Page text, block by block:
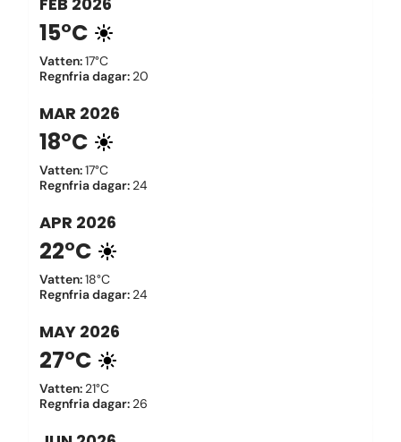
15°C
Vatten:17°C
Regnfria dagar: 20
MAR 2026
18°C
Vatten:17°C
Regnfria dagar: 24
APR 2026
22°C
Vatten:18°C
Regnfria dagar: 24
MAY 2026
27°C
Vatten: 21°C
Regnfria dagar: 26